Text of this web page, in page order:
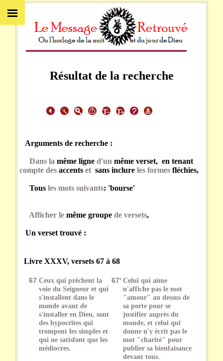
Résultat de la recherche
Arguments de recherche :
Dans la même ligne d'un même verset, en tenant
compte des accents et sans inclureles formes fléchies,
Tous les mots suivants: 'bourse'
Afficher le même groupede versets,
Un verset trouvé :
Livre XXXV, versets 67 à 68
67 Ceux qui prêchent la
voie du Seigneur et qui
s'installent dans le
monde avant de
s'installer en Dieu, sont
des hypocrites qui
trompent les simples et
qui ne satisfont que les
médiocres.
67' Celui qui aime
n'affiche pas le mot
"amour" au dessus de
sa porte pour se
justifier auprès du
monde, et celui qui
donne n'y écrit pas le
mot "charité" pour
publier sa bienfaisance
devant tous.